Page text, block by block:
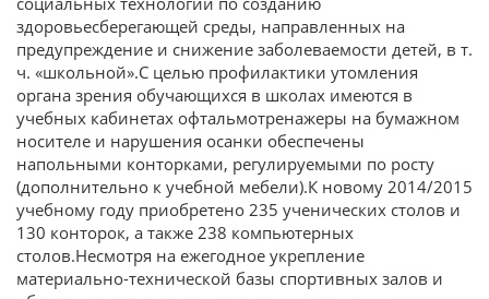
здоровьесберегающей среды, направленных на
предупреждение и снижение заболеваемости детей, в т.
ч. «школьной».С целью профилактики утомления
органа зрения обучающихся в школах имеются в
учебных кабинетах офтальмотренажеры на бумажном
носителе и нарушения осанки обеспечены
напольными конторками, регулируемыми по росту
(дополнительно к учебной мебели).К новому 2014/2015
учебному году приобретено 235 ученических столов и
130 конторок, а также 238 компьютерных
столов.Несмотря на ежегодное укрепление
материально-технической базы спортивных залов и